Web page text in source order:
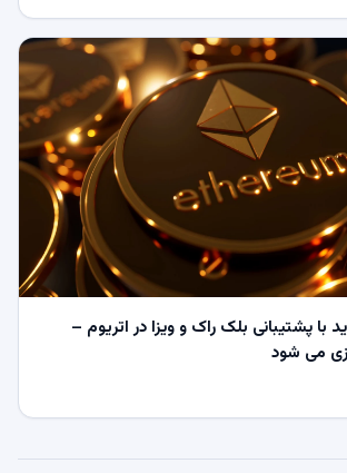
با پشتیبانی بلک راک و ویزا در اتریوم –